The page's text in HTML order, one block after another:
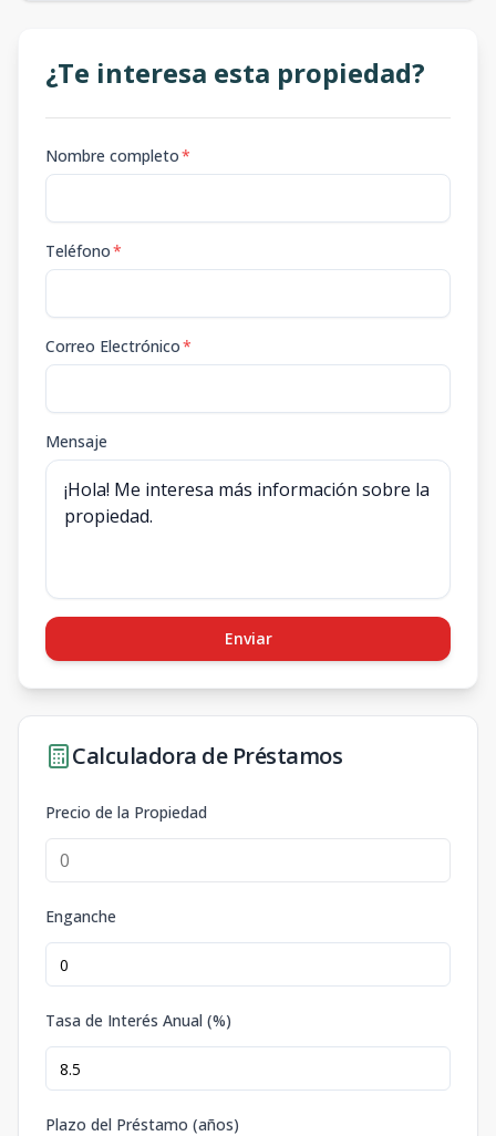
¿Te interesa esta propiedad?
Nombre completo*
Teléfono*
Correo Electrónico*
Mensaje
Enviar
Calculadora de Préstamos
Precio de la Propiedad
Enganche
Tasa de Interés Anual (%)
Plazo del Préstamo (años)